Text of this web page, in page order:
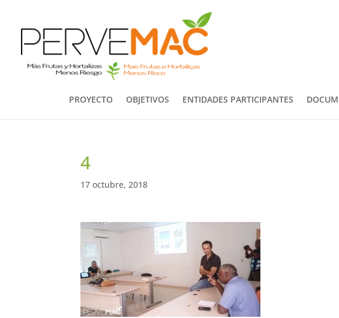
PROYECTO OBJETIVOS ENTIDADES PARTICIPANTES
4
17 octubre, 2018